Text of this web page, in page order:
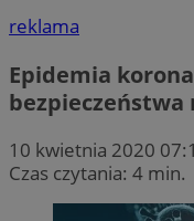
reklama
Epidemia
bezpieczeństwa
10 kwietnia 2020
Czas czytania: 4 min.